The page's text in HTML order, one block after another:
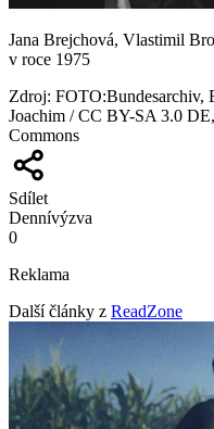
Jana Brejchová, Vlastimil
v roce 1975
Zdroj: FOTO:Bundesarchiv,
Joachim / CC BY-SA 3.0
Commons
Sdílet
Dennívýzva
0
Reklama
Další články z ReadZone